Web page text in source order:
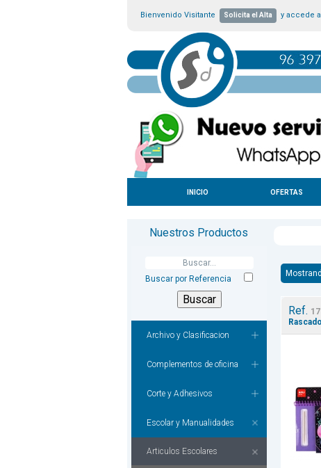
Bienvenido Visitante Solicita el Alta y accede
INICIO OFERTAS
Nuestros Productos
Buscar por Referencia
Archivo y Clasificacion
Complementos de oficina
Corte y Adhesivos
Escolar y Manualidades
Articulos Escolares
Ref.